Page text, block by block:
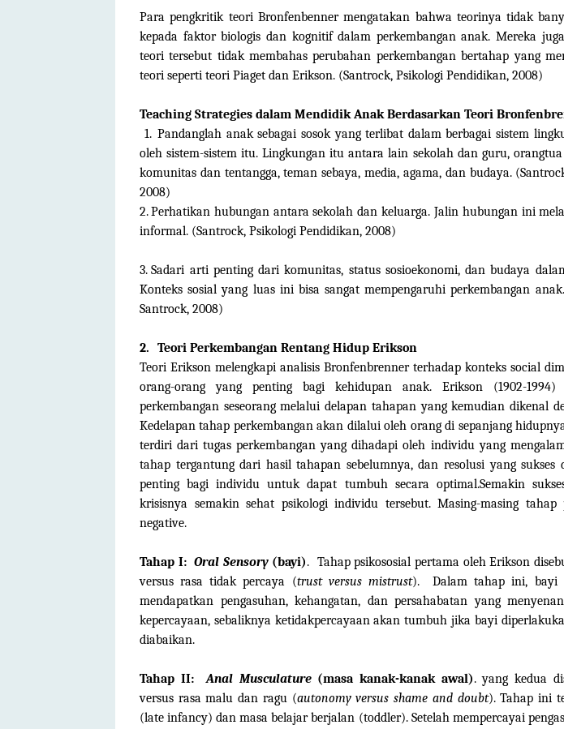
Para pengkritik teori Bronfenbenner mengatakan bahwa teorinya tidak
kepada faktor biologis dan kognitif dalam perkembangan anak. Mereka
teori tersebut tidak membahas perubahan perkembangan bertahap yang
teori seperti teori Piaget dan Erikson. (Santrock, Psikologi Pendidikan, 2008)
Teaching Strategies dalam Mendidik Anak Berdasarkan Teori
1. Pandanglah anak sebagai sosok yang terlibat dalam berbagai sistem
oleh sistem-sistem itu. Lingkungan itu antara lain sekolah dan guru,
komunitas dan tentangga, teman sebaya, media, agama, dan budaya.
2008)
2.Perhatikan hubungan antara sekolah dan keluarga. Jalin hubungan ini
informal. (Santrock, Psikologi Pendidikan, 2008)
3. Sadari arti penting dari komunitas, status sosioekonomi, dan budaya
Konteks sosial yang luas ini bisa sangat mempengaruhi perkembangan
Santrock, 2008)
2.
Teori Perkembangan Rentang Hidup Erikson
Teori Erikson melengkapi analisis Bronfenbrenner terhadap konteks social
orang-orang yang penting bagi kehidupan anak. Erikson (1902-1994)
perkembangan seseorang melalui delapan tahapan yang kemudian dikenal
Kedelapan tahap perkembangan akan dilalui oleh orang di sepanjang
terdiri dari tugas perkembangan yang dihadapi oleh individu yang
tahap tergantung dari hasil tahapan sebelumnya, dan resolusi yang
penting bagi individu untuk dapat tumbuh secara optimal.Semakin
krisisnya semakin sehat psikologi individu tersebut. Masing-masing
negative.
Tahap I: Oral Sensory(bayi). Tahap psikososial pertama oleh Erikson
versus rasa tidak percaya (trust versus mistrust). Dalam tahap ini, bayi
mendapatkan pengasuhan, kehangatan, dan persahabatan yang
kepercayaan, sebaliknya ketidakpercayaan akan tumbuh jika bayi
diabaikan.
Tahap II:Anal Musculature(masa kanak-kanak awal). yang kedua
versus rasa malu dan ragu (autonomy versus shame and doubt). Tahap ini
(late infancy) dan masa belajar berjalan (toddler). Setelah mempercayai